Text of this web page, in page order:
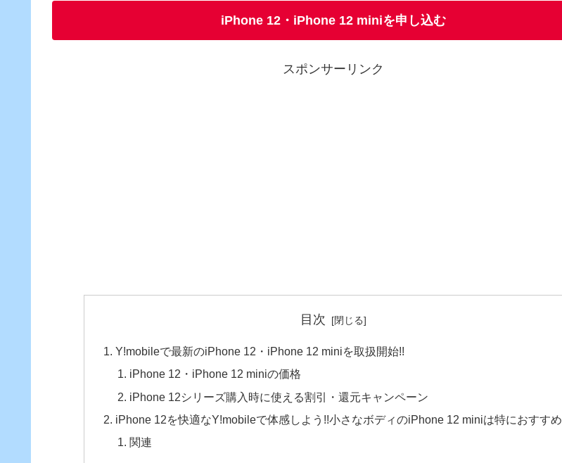
iPhone 12・iPhone 12 miniを申し込む
スポンサーリンク
目次
Y!mobileで最新のiPhone 12・iPhone 12 miniを取扱開始!!
iPhone 12・iPhone 12 miniの価格
iPhone 12シリーズ購入時に使える割引・還元キャンペーン
iPhone 12を快適なY!mobileで体感しよう!!小さなボディのiPhone 12 miniは特におすすめ
関連